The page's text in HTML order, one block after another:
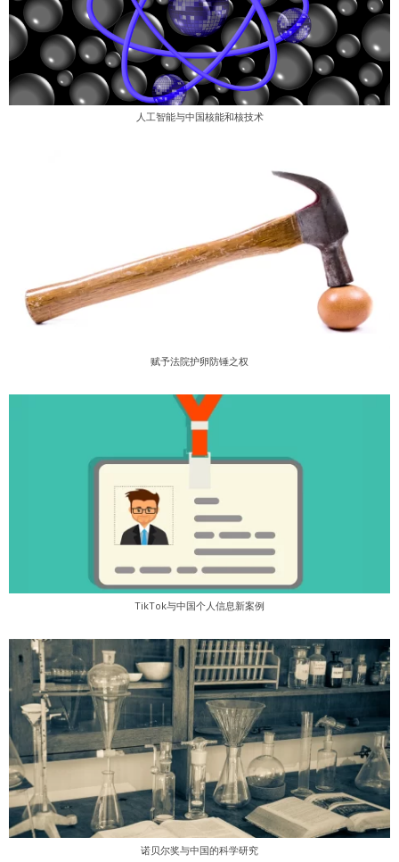
人工智能与中国核能和核技术
赋予法院护卵防锤之权
TikTok与中国个人信息新案例
诺贝尔奖与中国的科学研究